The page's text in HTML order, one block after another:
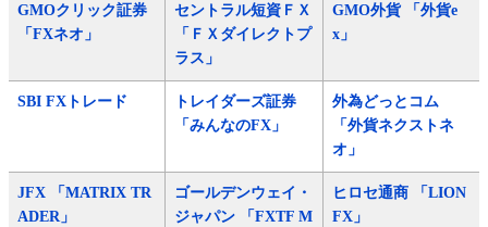
GMOクリック証券
「FXネオ」
セントラル短資ＦＸ
「ＦＸダイレクトプ
ラス」
GMO外貨 「外貨e
x」
SBI FXトレード
トレイダーズ証券
「みんなのFX」
外為どっとコム
「外貨ネクストネ
オ」
JFX 「MATRIX TR
ADER」
ゴールデンウェイ・
ジャパン 「FXTF M
ヒロセ通商 「LION
FX」